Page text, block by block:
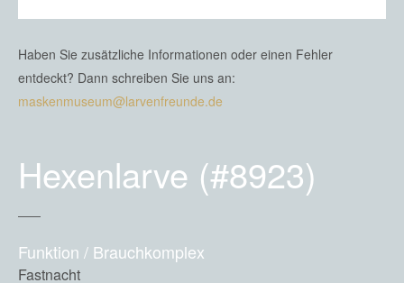
Haben Sie zusätzliche Informationen oder einen Fehler
entdeckt? Dann schreiben Sie uns an:
maskenmuseum@larvenfreunde.de
Hexenlarve (#8923)
Funktion / Brauchkomplex
Fastnacht